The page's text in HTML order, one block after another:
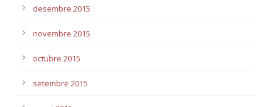
desembre 2015
novembre 2015
octubre 2015
setembre 2015